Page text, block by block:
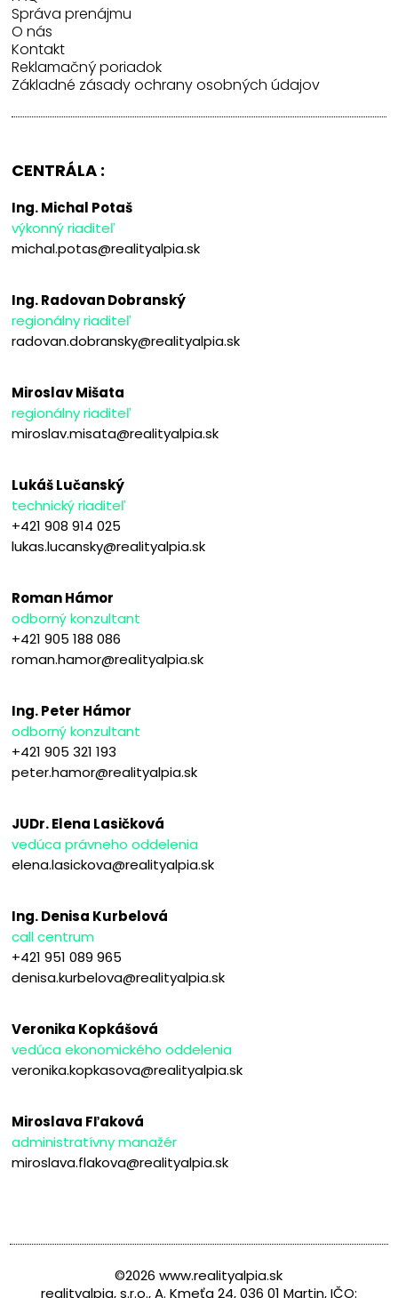
Správa prenájmu
O nás
Kontakt
Reklamačný poriadok
Základné zásady ochrany osobných údajov
CENTRÁLA :
Ing. Michal Potaš
výkonný riaditeľ
michal.potas@realityalpia.sk
Ing. Radovan Dobranský
regionálny riaditeľ
radovan.dobransky@realityalpia.sk
Miroslav Mišata
regionálny riaditeľ
miroslav.misata@realityalpia.sk
Lukáš Lučanský
technický riaditeľ
+421 908 914 025
lukas.lucansky@realityalpia.sk
Roman Hámor
odborný konzultant
+421 905 188 086
roman.hamor@realityalpia.sk
Ing. Peter Hámor
odborný konzultant
+421 905 321 193
peter.hamor@realityalpia.sk
JUDr. Elena Lasičková
vedúca právneho oddelenia
elena.lasickova@realityalpia.sk
Ing. Denisa Kurbelová
call centrum
+421 951 089 965
denisa.kurbelova@realityalpia.sk
Veronika Kopkášová
vedúca ekonomického oddelenia
veronika.kopkasova@realityalpia.sk
Miroslava Fľaková
administratívny manažér
miroslava.flakova@realityalpia.sk
©2026 www.realityalpia.sk
realityalpia, s.r.o., A. Kmeťa 24, 036 01 Martin, IČO: